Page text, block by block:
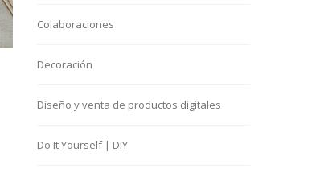
Colaboraciones
Decoración
Diseño y venta de productos digitales
Do It Yourself | DIY